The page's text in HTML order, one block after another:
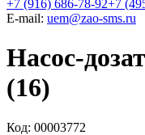
+7 (916) 686-78-92+7
E-mail: uem@zao-sms.ru
Насос-
(16)
Код: 00003772